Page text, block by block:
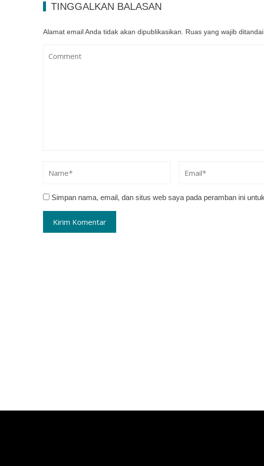
TINGGALKAN BALASAN
Alamat email Anda tidak akan dipublikasikan. Ruas yang wajib ditandai
Simpan nama, email, dan situs web saya pada peramban ini